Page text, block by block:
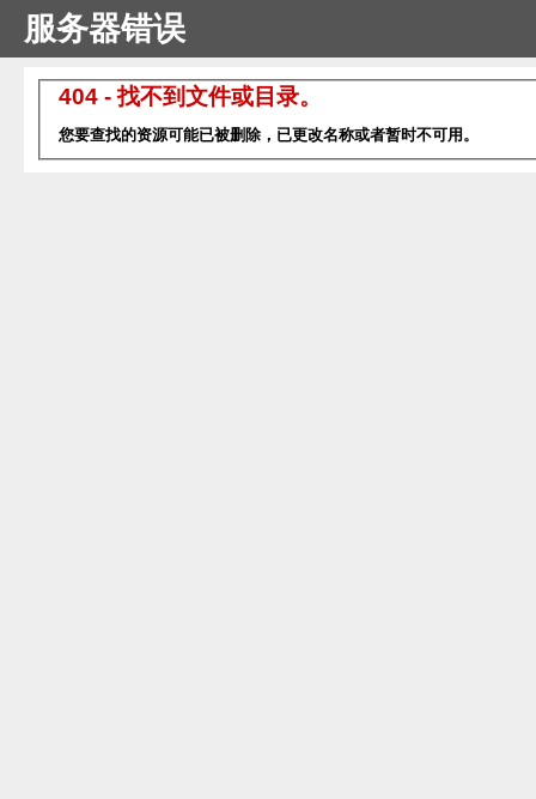
服务器错误
404 - 找不到文件或目录。
您要查找的资源可能已被删除，已更改名称或者暂时不可用。